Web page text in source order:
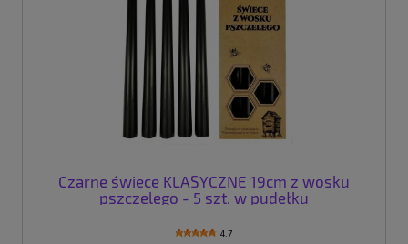
Czarne świece KLASYCZNE 19cm z wosku
pszczelego - 5 szt. w pudełku
4.7